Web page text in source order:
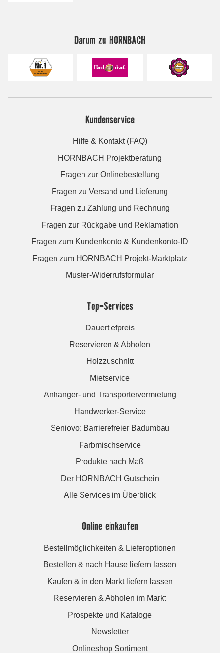
Darum zu HORNBACH
Kundenservice
Hilfe & Kontakt (FAQ)
HORNBACH Projektberatung
Fragen zur Onlinebestellung
Fragen zu Versand und Lieferung
Fragen zu Zahlung und Rechnung
Fragen zur Rückgabe und Reklamation
Fragen zum Kundenkonto & Kundenkonto-ID
Fragen zum HORNBACH Projekt-Marktplatz
Muster-Widerrufsformular
Top-Services
Dauertiefpreis
Reservieren & Abholen
Holzzuschnitt
Mietservice
Anhänger- und Transportervermietung
Handwerker-Service
Seniovo: Barrierefreier Badumbau
Farbmischservice
Produkte nach Maß
Der HORNBACH Gutschein
Alle Services im Überblick
Online einkaufen
Bestellmöglichkeiten & Lieferoptionen
Bestellen & nach Hause liefern lassen
Kaufen & in den Markt liefern lassen
Reservieren & Abholen im Markt
Prospekte und Kataloge
Newsletter
Onlineshop Sortiment